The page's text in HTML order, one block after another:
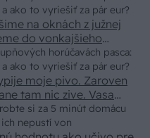
ako to vyriešiť za pár eur?
horúčavách pasca:
ako to vyriešiť za pár eur?
na oknách z južnej
do vonkajšieho
Čínsky
kus.
si za 5 minút domácu
nepustí von
moje pivo. Zaroven
tam nic zive. Vasa
Skor pritiahne slimaky